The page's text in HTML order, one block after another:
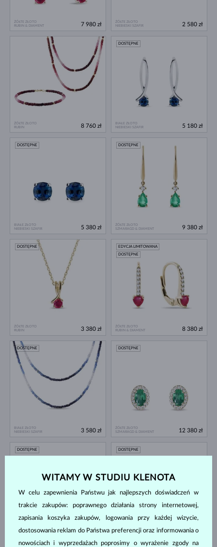
ŻÓŁTE ZŁOTO
RUBIN & DIAMENT
7 980 zł
ŻÓŁTE ZŁOTO
NIEBIESKI SZAFIR
2 580 zł
ŻÓŁTE ZŁOTO
RUBIN
8 760 zł
BIAŁE ZŁOTO
NIEBIESKI SZAFIR
DOSTĘPNE
5 180 zł
BIAŁE ZŁOTO
NIEBIESKI SZAFIR
DOSTĘPNE
5 380 zł
ŻÓŁTE ZŁOTO
SZMARAGD & DIAMENT
DOSTĘPNE
9 380 zł
ŻÓŁTE ZŁOTO
RUBIN
DOSTĘPNE
3 380 zł
ŻÓŁTE ZŁOTO
RUBIN & DIAMENT
EDYCJA LIMITOWANA
DOSTĘPNE
8 380 zł
BIAŁE ZŁOTO
NIEBIESKI SZAFIR
DOSTĘPNE
3 580 zł
ŻÓŁTE ZŁOTO
SZMARAGD & DIAMENT
DOSTĘPNE
12 380 zł
ŻÓŁTE ZŁOTO
SZMARAGD
DOSTĘPNE
5 380 zł
BIAŁE ZŁOTO
SZMARAGD & DIAMENT
DOSTĘPNE
7 980 zł
WITAMY W STUDIU KLENOTA
W celu zapewnienia Państwu jak najlepszych doświadczeń w
trakcie zakupów: poprawnego działania strony internetowej,
zapisania koszyka zakupów, logowania przy każdej wizycie,
dostosowania reklam do Państwa preferencji oraz informowania o
nowościach i wyprzedażach poprosimy o wyrażenie zgody na